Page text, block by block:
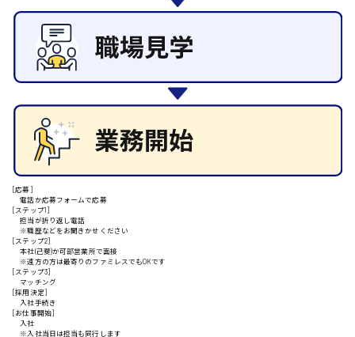
施工管理
自動車整備士
配送・ドライバー
安芸高田市
安芸郡
山口県
日給10000円以上
[応募]
電話か応募フォームで応募
[ステップ1]
担当が折り返し電話
※職歴などをお聞きかせください
[ステップ2]
本社(己斐)か可部営業所で面接
※遠方の方は最寄りのファミレスでもOKです
[ステップ3]
マッチング
[採用決定]
入社手続き
[お仕事開始]
入社
※入社当日は担当も同行します